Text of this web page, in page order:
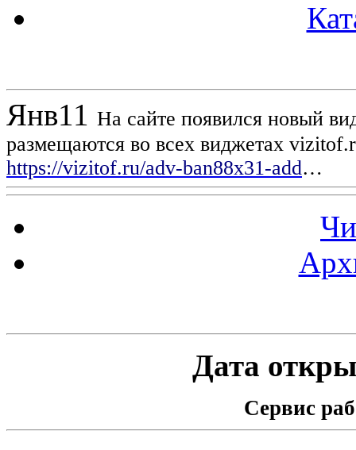
Янв11 На сайте появился новый
размещаются во всех виджетах
https://vizitof.ru/adv-ban88x31-add…
Дата
Сервис